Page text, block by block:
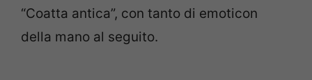
“Coatta antica”, con tanto di emoticon
della mano al seguito.